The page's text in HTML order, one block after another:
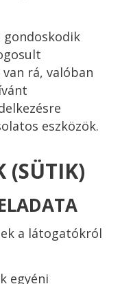
gondoskodik
rá, valóban
eszközök.
a látogatókról
egyéni